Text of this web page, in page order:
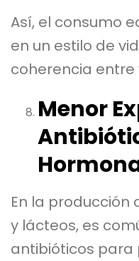
Así, el consumo
en un estilo de
coherencia entre
Menor
En la producción
y lácteos, es
antibióticos para